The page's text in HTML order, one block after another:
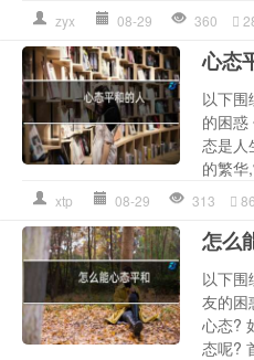
zyx 08-29 360
心态
以下围
的困惑
态是人
的繁华
xtp 08-29 313
怎么
以下围
友的困
心态?
态呢?